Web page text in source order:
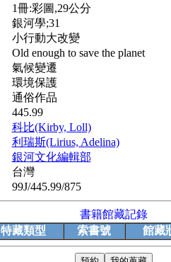
1冊:彩圖,29公分
銀河學;31
小行動大改變
Old enough to save the planet
氣候變遷
環境保護
通俗作品
445.99
科比(Kirby, Loll)
利瑞斯(Lirius, Adelina)
銀河文化編輯部
台灣
99J/445.99/875
書籍館藏記錄
特藏類型 索書號 館藏